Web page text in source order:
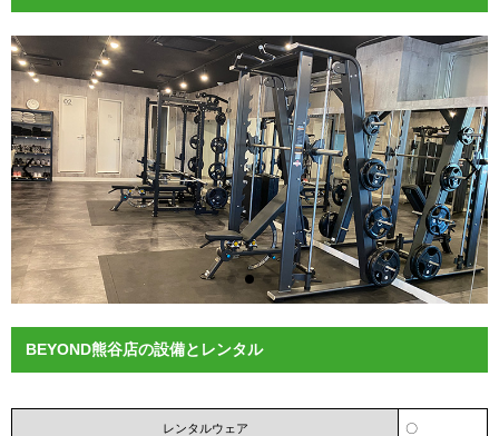
BEYOND熊谷店の設備とレンタル
レンタルウェア 〇